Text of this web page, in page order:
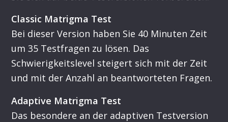
Classic Matrigma Test
Bei dieser Version haben Sie 40 Minuten Zeit
um 35 Testfragen zu lösen. Das
Schwierigkeitslevel steigert sich mit der Zeit
und mit der Anzahl an beantworteten Fragen.
Adaptive Matrigma Test
Das besondere an der adaptiven Testversion